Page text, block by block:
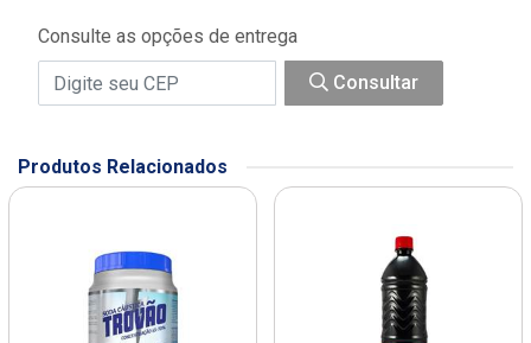
Consulte as opções de entrega
Consultar
Produtos Relacionados